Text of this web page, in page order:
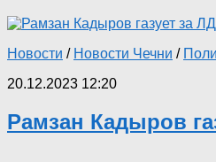
Новости / Новости Чечни /
20.12.2023 12:20
Рамзан Кадыров